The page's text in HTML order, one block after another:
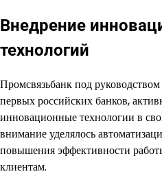
Внедрение
технологий
Промсвязьбанк под
первых российских банков,
инновационные технологии в
внимание уделялось
повышения эффективности
клиентам.